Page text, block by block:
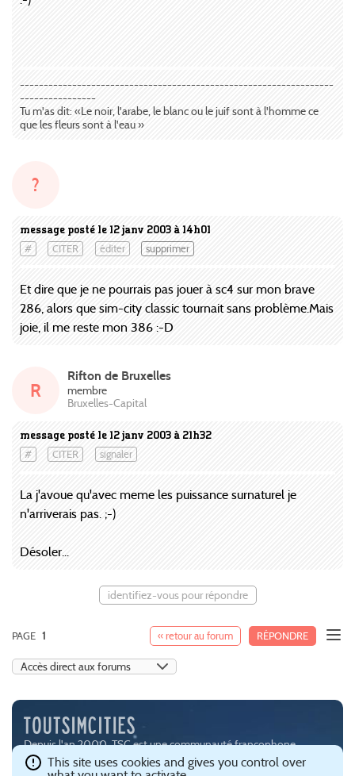
------------------------------------------------------------------
----------------
Tu m'as dit: «Le noir, l'arabe, le blanc ou le juif sont à l'homme ce
que les fleurs sont à l'eau »
message posté le 12 janv 2003 à 14h01
# CITER éditer supprimer
?
Et dire que je ne pourrais pas jouer à sc4 sur mon brave
286, alors que sim-city classic tournait sans problème.Mais
joie, il me reste mon 386 :-D
message posté le 12 janv 2003 à 21h32
# CITER signaler
R
Rifton de Bruxelles
membre
Bruxelles-Capital
La j'avoue qu'avec meme les puissance surnaturel je
n'arriverais pas. ;-)
Désoler...
identifiez-vous pour répondre
« retour au forum RÉPONDRE
PAGE 1
Depuis l'an 2000, TSC est une communauté francophone
passionnée par les jeux de simulation urbaine, notamment
This site uses cookies and gives you control over